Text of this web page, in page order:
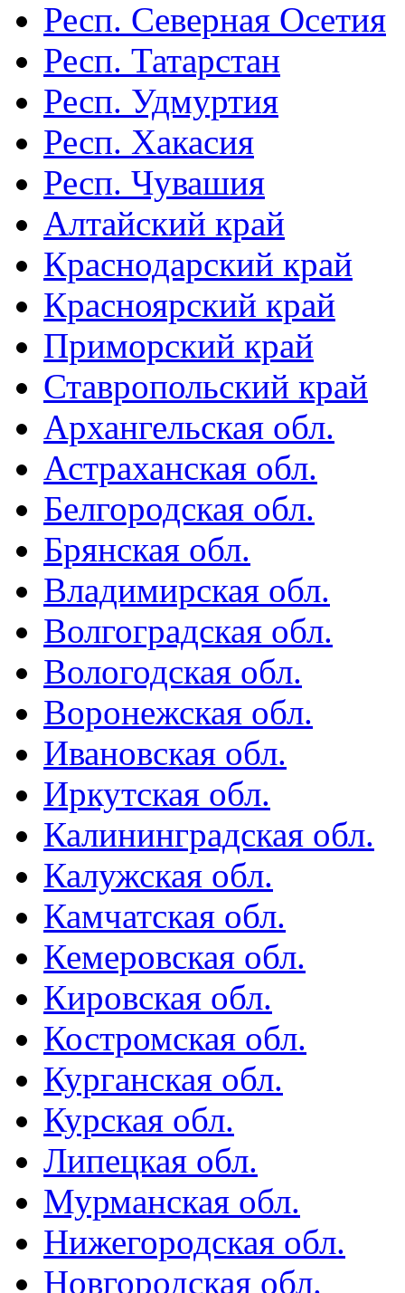
Респ. Северная Осетия
Респ. Татарстан
Респ. Удмуртия
Респ. Хакасия
Респ. Чувашия
Алтайский край
Краснодарский край
Красноярский край
Приморский край
Ставропольский край
Архангельская обл.
Астраханская обл.
Белгородская обл.
Брянская обл.
Владимирская обл.
Волгоградская обл.
Вологодская обл.
Воронежская обл.
Ивановская обл.
Иркутская обл.
Калининградская обл.
Калужская обл.
Камчатская обл.
Кемеровская обл.
Кировская обл.
Костромская обл.
Курганская обл.
Курская обл.
Липецкая обл.
Мурманская обл.
Нижегородская обл.
Новгородская обл.